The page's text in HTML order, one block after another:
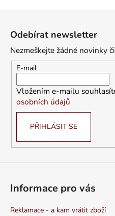
Odebírat newsletter
Nezmeškejte žádné novinky
E-mail
Vložením e-mailu
osobních údajů
PŘIHLÁSIT SE
Informace pro vás
Reklamace - a kam vrátit zboží